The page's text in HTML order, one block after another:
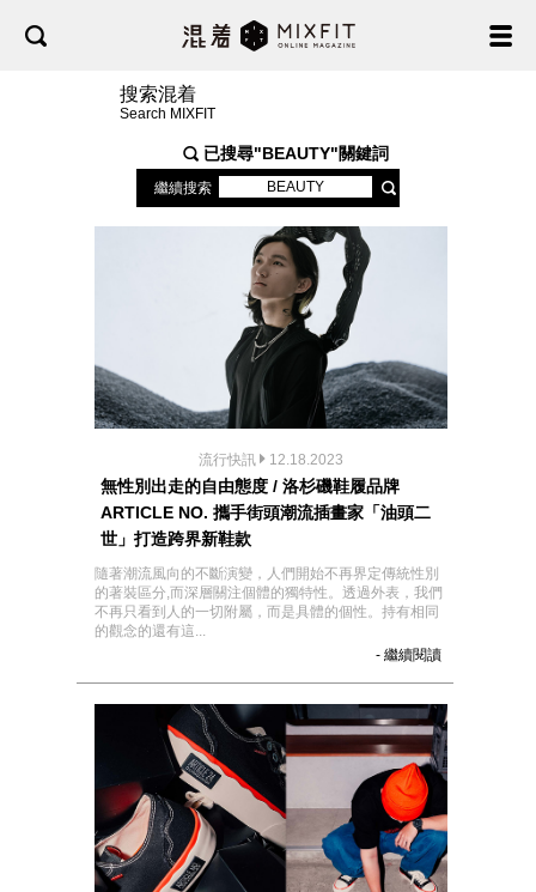
搜索混着
Search MIXFIT
已搜尋"BEAUTY"關鍵詞
繼續搜索
流行快訊 12.18.2023
無性別出走的自由態度 / 洛杉磯鞋履品牌
ARTICLE NO. 攜手街頭潮流插畫家「油頭二
世」打造跨界新鞋款
隨著潮流風向的不斷演變，人們開始不再界定傳統性別
的著裝區分,而深層關注個體的獨特性。透過外表，我們
不再只看到人的一切附屬，而是具體的個性。持有相同
的觀念的還有這...
- 繼續閱讀